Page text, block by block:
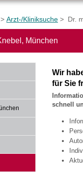
Das erste
Baby: U1
Was
Notdienste
Notdienste
BMI-
> Arzt-/Kliniksuche > Dr.
München
Wir
für Sie
schnell